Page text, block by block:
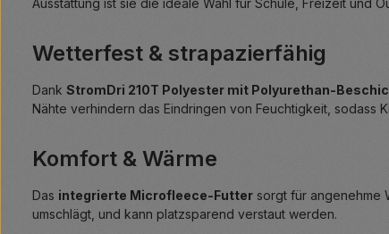
Wetterfest & strapazierfähig
Dank StromDri 210T Polyester mit Polyurethan-
Nähte verhindern das Eindringen von Feuchtigkeit, sodass
Komfort & Wärme
Das integrierte Microfleece-Futter sorgt für angenehme
umschlägt, und kann platzsparend verstaut werden.